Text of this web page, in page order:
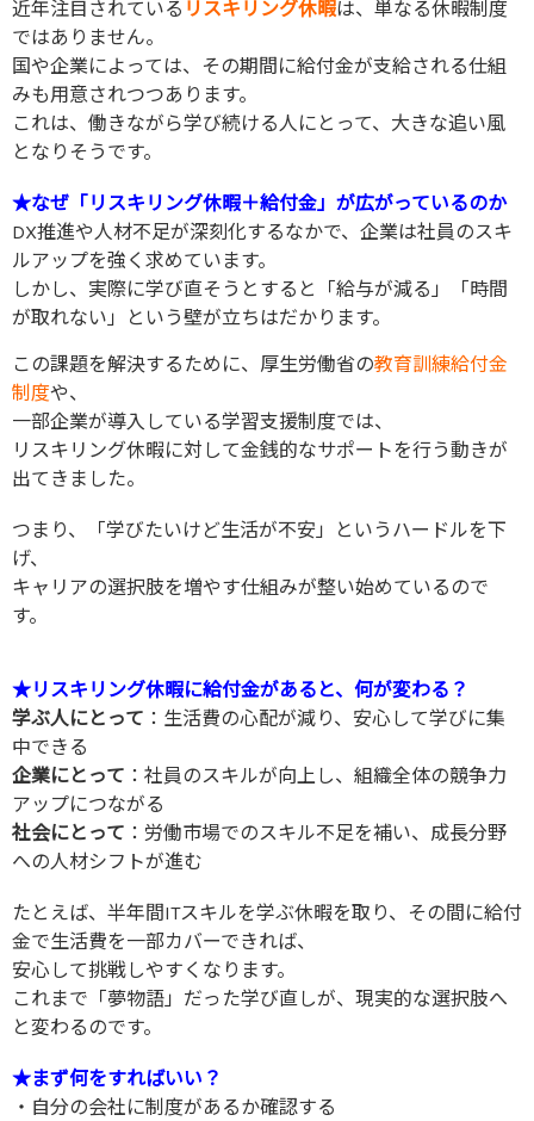
近年注目されている リスキリング休暇は、単なる休暇制度
ではありません。
国や企業によっては、その期間に給付金が支給される仕組
みも用意されつつあります。
これは、働きながら学び続ける人にとって、大きな追い風
となりそうです。
★なぜ「リスキリング休暇＋給付金」が広がっているのか
DX推進や人材不足が深刻化するなかで、企業は社員のスキ
ルアップを強く求めています。
しかし、実際に学び直そうとすると「給与が減る」「時間
が取れない」という壁が立ちはだかります。
この課題を解決するために、厚生労働省の教育訓練給付金
制度や、
一部企業が導入している学習支援制度では、
リスキリング休暇に対して金銭的なサポートを行う動きが
出てきました。
つまり、「学びたいけど生活が不安」というハードルを下
げ、
キャリアの選択肢を増やす仕組みが整い始めているので
す。
★リスキリング休暇に給付金があると、何が変わる？
学ぶ人にとって ：生活費の心配が減り、安心して学びに集
中できる
企業にとって ：社員のスキルが向上し、組織全体の競争力
アップにつながる
社会にとって ：労働市場でのスキル不足を補い、成長分野
への人材シフトが進む
たとえば、半年間ITスキルを学ぶ休暇を取り、その間に給付
金で生活費を一部カバーできれば、
安心して挑戦しやすくなります。
これまで「夢物語」だった学び直しが、現実的な選択肢へ
と変わるのです。
★まず何をすればいい？
・自分の会社に制度があるか確認する